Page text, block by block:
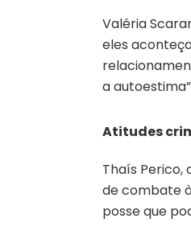
Valéria
eles
a
Atitudes
Thaís Perico,
de combate
posse que